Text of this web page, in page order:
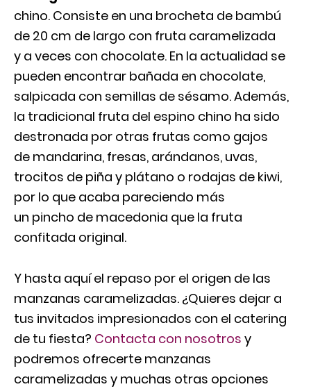
chino. Consiste en una brocheta de bambú
de 20 cm de largo con fruta caramelizada
y a veces con chocolate. En la actualidad se
pueden encontrar bañada en chocolate,
salpicada con semillas de sésamo. Además,
la tradicional fruta del espino chino ha sido
destronada por otras frutas como gajos
de mandarina, fresas, arándanos, uvas,
trocitos de piña y plátano o rodajas de kiwi,
por lo que acaba pareciendo más
un pincho de macedonia que la fruta
confitada original.
Y hasta aquí el repaso por el origen de las
manzanas caramelizadas. ¿Quieres dejar a
tus invitados impresionados con el catering
de tu fiesta? Contacta con nosotros y
podremos ofrecerte manzanas
caramelizadas y muchas otras opciones